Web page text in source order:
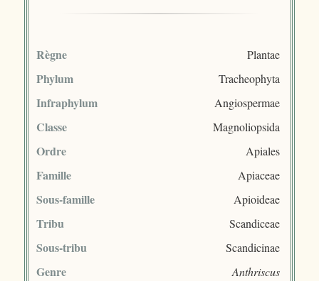
Règne Plantae
Phylum Tracheophyta
Infraphylum Angiospermae
Classe Magnoliopsida
Ordre Apiales
Famille Apiaceae
Sous-famille Apioideae
Tribu Scandiceae
Sous-tribu Scandicinae
Genre Anthriscus